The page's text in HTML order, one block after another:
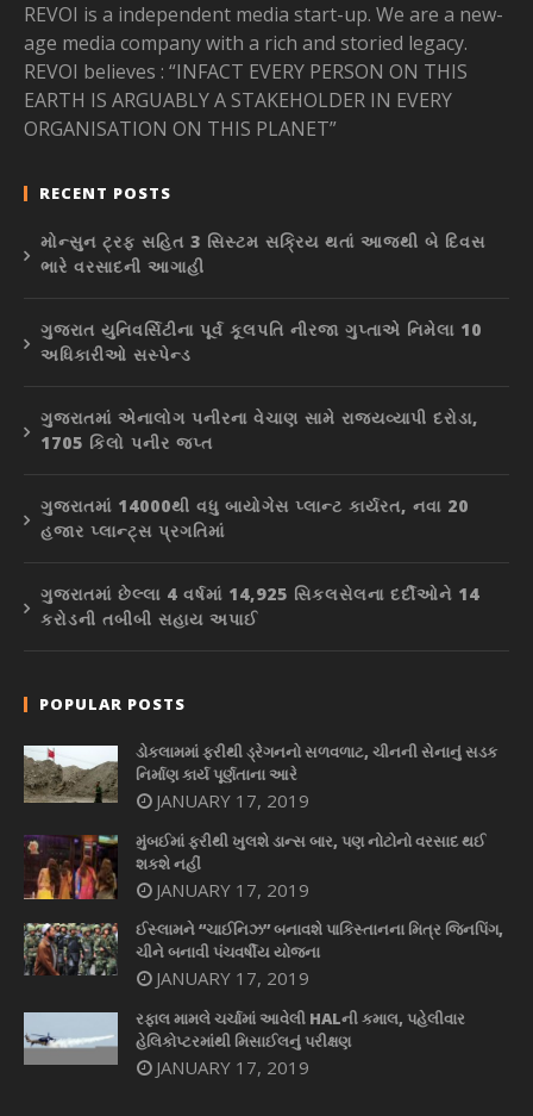
REVOI is a independent media start-up. We are a new-
age media company with a rich and storied legacy.
REVOI believes : “INFACT EVERY PERSON ON THIS
EARTH IS ARGUABLY A STAKEHOLDER IN EVERY
ORGANISATION ON THIS PLANET”
RECENT POSTS
મોન્સુન ટ્રફ સહિત 3 સિસ્ટમ સક્રિય થતાં આજથી બે દિવસ
ભારે વરસાદની આગાહી
ગુજરાત યુનિવર્સિટીના પૂર્વ કૂલપતિ નીરજા ગુપ્તાએ નિમેલા 10
અધિકારીઓ સસ્પેન્ડ
ગુજરાતમાં એનાલોગ પનીરના વેચાણ સામે રાજ્યવ્યાપી દરોડા,
1705 કિલો પનીર જપ્ત
ગુજરાતમાં 14000થી વધુ બાયોગેસ પ્લાન્ટ કાર્યરત, નવા 20
હજાર પ્લાન્ટ્સ પ્રગતિમાં
ગુજરાતમાં છેલ્લા 4 વર્ષમાં 14,925 સિકલસેલના દર્દીઓને 14
કરોડની તબીબી સહાય અપાઈ
POPULAR POSTS
ડોકલામમાં ફરીથી ડ્રેગનનો સળવળાટ, ચીનની સેનાનું સડક
નિર્માણ કાર્ય પૂર્ણતાના આરે
JANUARY 17, 2019
મુંબઈમાં ફરીથી ખુલશે ડાન્સ બાર, પણ નોટોનો વરસાદ થઈ
શકશે નહીં
JANUARY 17, 2019
ઈસ્લામને “ચાઈનિઝ” બનાવશે પાકિસ્તાનના મિત્ર જિનપિંગ,
ચીને બનાવી પંચવર્ષીય યોજના
JANUARY 17, 2019
રફાલ મામલે ચર્ચામાં આવેલી HALની કમાલ, પહેલીવાર
હેલિકોપ્ટરમાંથી મિસાઈલનું પરીક્ષણ
JANUARY 17, 2019